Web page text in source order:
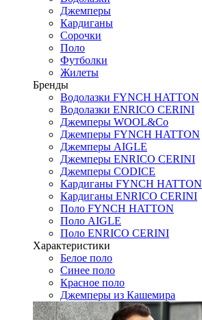
Джемперы
Кардиганы
Сорочки
Поло
Футболки
Жилеты
Бренды
Водолазки FYNCH HATTON
Водолазки ENRICO CERINI
Джемперы WOOL&Co
Джемперы FYNCH HATTON
Джемперы AIGLE
Джемперы ENRICO CERINI
Джемперы CODICE
Кардиганы FYNCH HATTON
Кардиганы ENRICO CERINI
Поло FYNCH HATTON
Поло AIGLE
Поло ENRICO CERINI
Характеристики
Белое поло
Синее поло
Красное поло
Джемперы из Кашемира